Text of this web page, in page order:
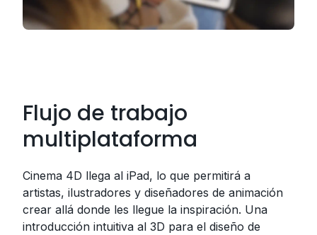
Flujo de trabajo
multiplataforma
Cinema 4D llega al iPad, lo que permitirá a
artistas, ilustradores y diseñadores de animación
crear allá donde les llegue la inspiración. Una
introducción intuitiva al 3D para el diseño de